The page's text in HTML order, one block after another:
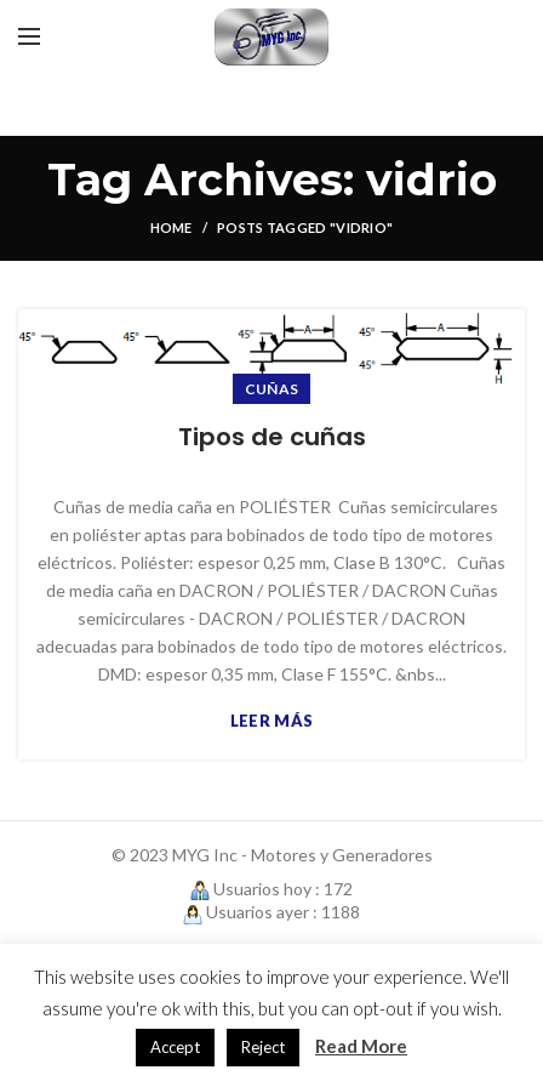
Tag Archives: vidrio
HOME POSTS TAGGED "VIDRIO"
CUÑAS
Tipos de cuñas
Cuñas de media caña en POLIÉSTER Cuñas semicirculares
en poliéster aptas para bobinados de todo tipo de motores
eléctricos. Poliéster: espesor 0,25 mm, Clase B 130°C. Cuñas
de media caña en DACRON / POLIÉSTER / DACRON Cuñas
semicirculares - DACRON / POLIÉSTER / DACRON
adecuadas para bobinados de todo tipo de motores eléctricos.
DMD: espesor 0,35 mm, Clase F 155°C. &nbs...
LEER MÁS
© 2023 MYG Inc - Motores y Generadores
Usuarios hoy : 172
Usuarios ayer : 1188
This website uses cookies to improve your experience. We'll
assume you're ok with this, but you can opt-out if you wish.
Accept Reject Read More